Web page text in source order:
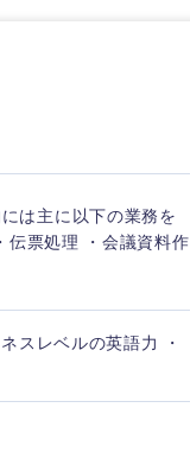
は主に以下の業務を
伝票処理 ・会議資料作
スレベルの英語力 ・